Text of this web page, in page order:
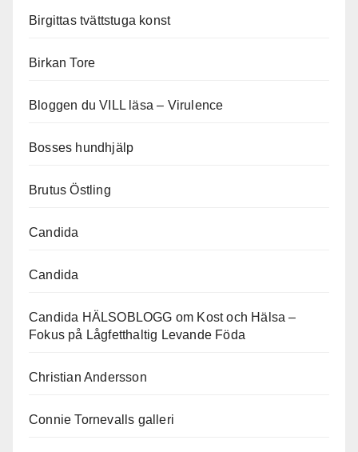
Birgittas tvättstuga konst
Birkan Tore
Bloggen du VILL läsa – Virulence
Bosses hundhjälp
Brutus Östling
Candida
Candida
Candida HÄLSOBLOGG om Kost och Hälsa –
Fokus på Lågfetthaltig Levande Föda
Christian Andersson
Connie Tornevalls galleri